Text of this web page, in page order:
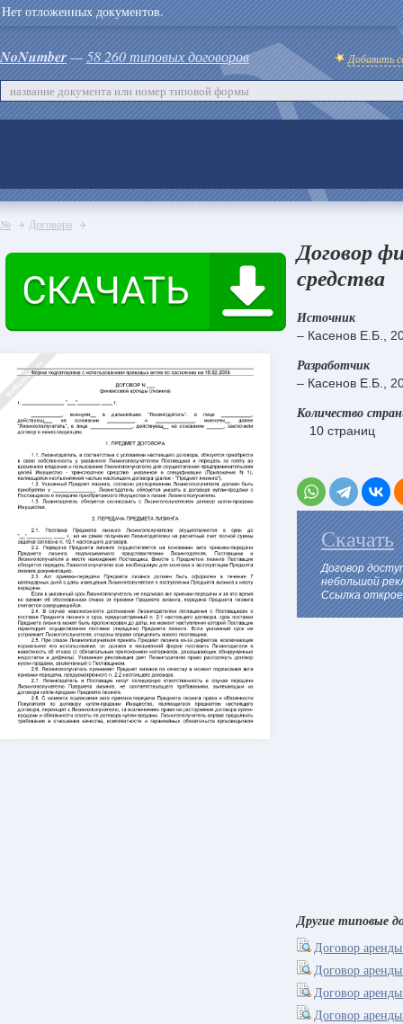
Нет отложенных документов.
NoNumber—58 260 типовых договоров Добавить
№ Договора
Договор
средства
Источник
– Касенов Е.Б.,
Разработчик
– Касенов Е.Б.,
Количество
10 страниц
Скачать
Договор
небольшой
Ссылка
Другие типовые
Договор
Договор
Договор
Договор